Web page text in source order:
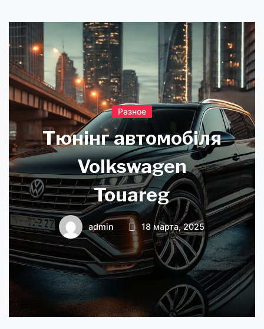
Разное
Тюнінг автомобіля
Volkswagen
Touareg
admin 18 марта, 2025